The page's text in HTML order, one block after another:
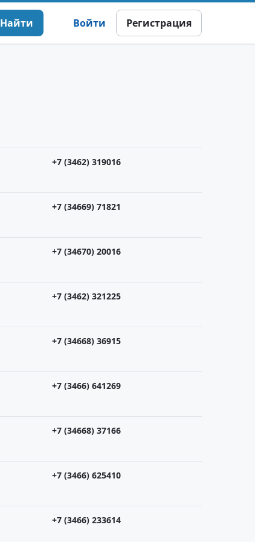
Найти Войти Регистрация
+7 (3462) 319016
+7 (34669) 71821
+7 (34670) 20016
+7 (3462) 321225
+7 (34668) 36915
+7 (3466) 641269
+7 (34668) 37166
+7 (3466) 625410
+7 (3466) 233614